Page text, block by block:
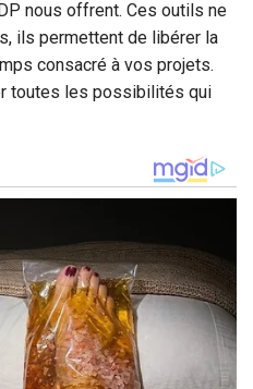
nous offrent. Ces outils ne
ils permettent de libérer la
consacré à vos projets.
toutes les possibilités qui